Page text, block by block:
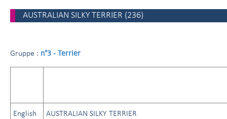
AUSTRALIAN SILKY TERRIER (236)
Gruppe : n°3 - Terrier
English AUSTRALIAN SILKY TERRIER